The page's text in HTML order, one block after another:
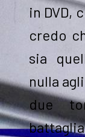
in DVD,
credo
sia
nulla
due